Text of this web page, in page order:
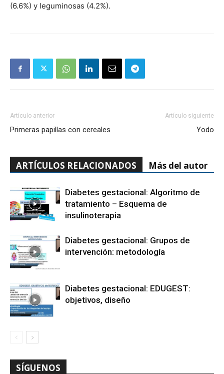
(6.6%) y leguminosas (4.2%).
Artículo anterior
Primeras papillas con cereales
Artículo siguiente
Yodo
ARTÍCULOS RELACIONADOS Más del autor
Diabetes gestacional: Algoritmo de
tratamiento – Esquema de
insulinoterapia
Diabetes gestacional: Grupos de
intervención: metodología
Diabetes gestacional: EDUGEST:
objetivos, diseño
SÍGUENOS